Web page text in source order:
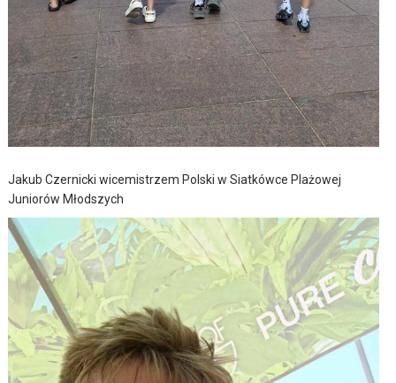
Jakub Czernicki wicemistrzem Polski w Siatkówce Plażowej
Juniorów Młodszych